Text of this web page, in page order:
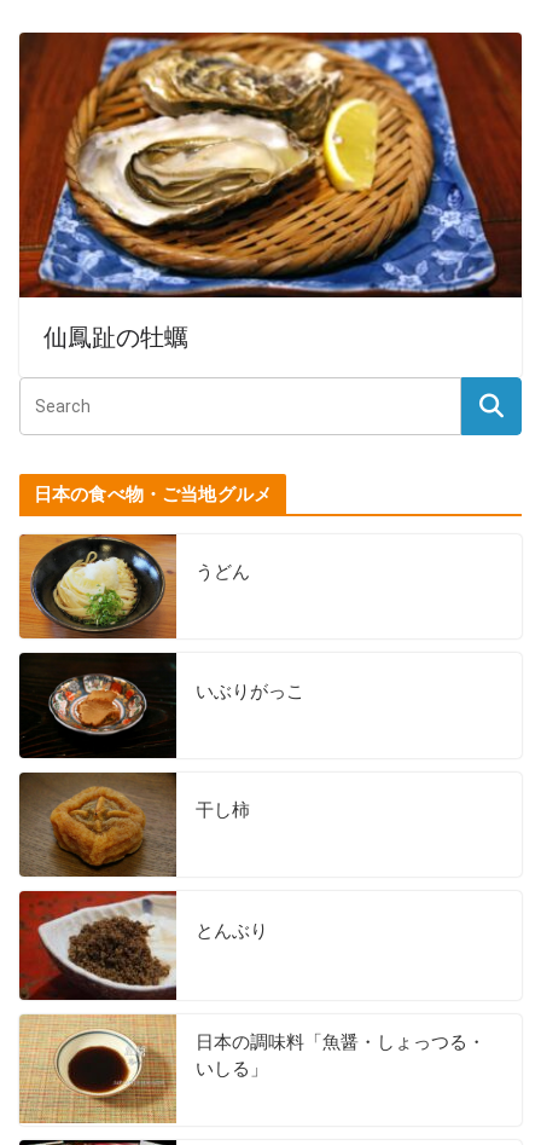
仙鳳趾の牡蠣
日本の食べ物・ご当地グルメ
うどん
いぶりがっこ
干し柿
とんぶり
日本の調味料「魚醤・しょっつる・
いしる」